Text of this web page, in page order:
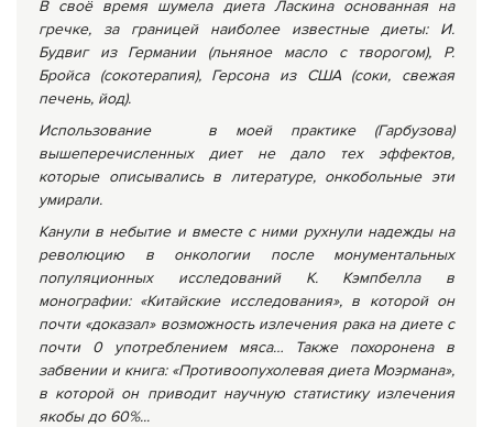
В своё время шумела диета Ласкина основанная на
гречке, за границей наиболее известные диеты: И.
Будвиг из Германии (льняное масло с творогом), Р.
Бройса (сокотерапия), Герсона из США (соки, свежая
печень, йод).
Использование в моей практике (Гарбузова)
вышеперечисленных диет не дало тех эффектов,
которые описывались в литературе, онкобольные эти
умирали.
Канули в небытие и вместе с ними рухнули надежды на
революцию в онкологии после монументальных
популяционных исследований К. Кэмпбелла в
монографии: «Китайские исследования», в которой он
почти «доказал» возможность излечения рака на диете с
почти 0 употреблением мяса… Также похоронена в
забвении и книга: «Противоопухолевая диета Моэрмана»,
в которой он приводит научную статистику излечения
якобы до 60%...